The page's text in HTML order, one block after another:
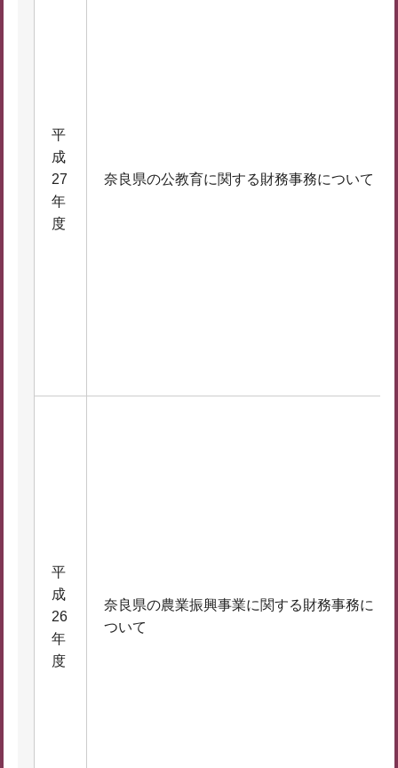
平
成
27
年
度
奈良県の公教育に関する財務事務について
平
成
26
年
度
奈良県の農業振興事業に関する財務事務に
ついて